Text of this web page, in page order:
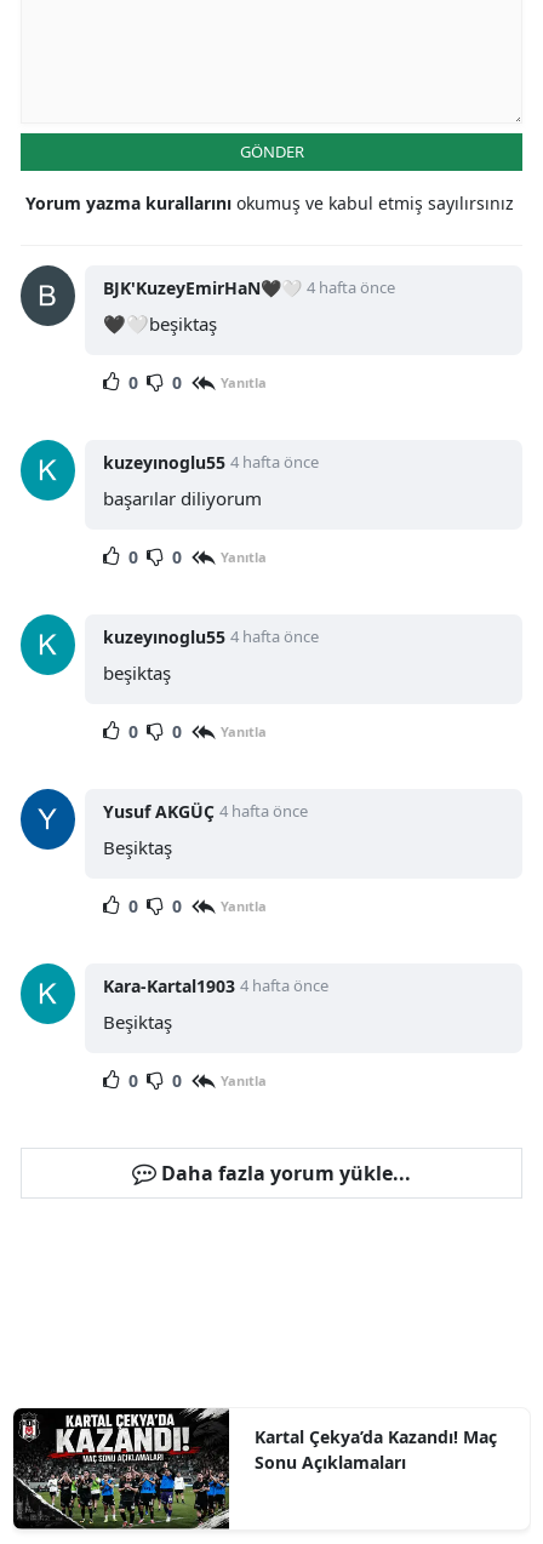
GÖNDER
Yorum yazma kurallarını okumuş ve kabul etmiş sayılırsınız
BJK'KuzeyEmirHaN🖤🤍 4 hafta önce
🖤🤍beşiktaş
0 0 Yanıtla
kuzeyınoglu55 4 hafta önce
başarılar diliyorum
0 0 Yanıtla
kuzeyınoglu55 4 hafta önce
beşiktaş
0 0 Yanıtla
Yusuf AKGÜÇ 4 hafta önce
Beşiktaş
0 0 Yanıtla
Kara-Kartal1903 4 hafta önce
Beşiktaş
0 0 Yanıtla
Daha fazla yorum yükle...
Kartal Çekya’da Kazandı! Maç
Sonu Açıklamaları